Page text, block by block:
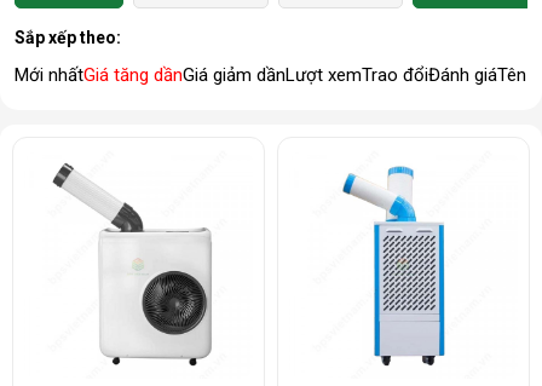
Sắp xếp theo:
Mới nhấtGiá tăng dầnGiá giảm dầnLượt xemTrao đổiĐánh giáTên